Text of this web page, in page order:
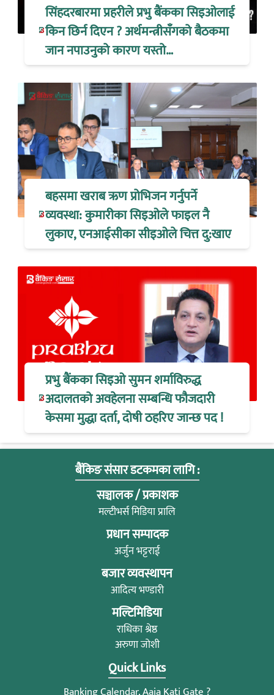
सिंहदरबारमा प्रहरीले प्रभु बैंकका सिइओलाई
किन छिर्न दिएन ? अर्थमन्त्रीसँगको बैठकमा
जान नपाउनुको कारण यस्तो…
बहसमा खराब ऋण प्रोभिजन गर्नुपर्ने
व्यवस्था: कुमारीका सिइओले फाइल नै
लुकाए, एनआईसीका सीइओले चित्त दु:खाए
प्रभु बैंकका सिइओ सुमन शर्माविरुद्ध
अदालतको अवहेलना सम्बन्धि फौजदारी
केसमा मुद्धा दर्ता, दोषी ठहरिए जान्छ पद !
बैंकिङ संसार डटकमका लागि :
सञ्चालक / प्रकाशक
मल्टीभर्स मिडिया प्रालि
प्रधान सम्पादक
अर्जुन भट्टराई
बजार व्यवस्थापन
आदित्य भण्डारी
मल्टिमिडिया
राधिका श्रेष्ठ
अरुणा जोशी
Quick Links